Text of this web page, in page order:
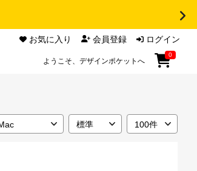
お気に入り 会員登録 ログイン
ようこそ、デザインポケットへ
0